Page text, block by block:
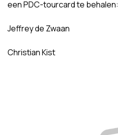
een PDC-tourcard te behalen:
Jeffrey de Zwaan
Christian Kist